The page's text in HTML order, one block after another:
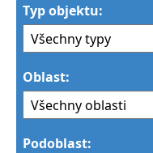
Typ objektu:
Oblast:
Podoblast: